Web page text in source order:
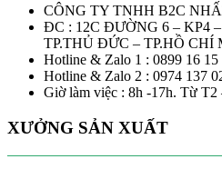
CÔNG TY TNHH B2C
ĐC : 12C ĐƯỜNG 6 – KP4
TP.THỦ ĐỨC – TP.HỒ CHÍ
Hotline & Zalo 1 : 0899 16 15
Hotline & Zalo 2 : 0974 137
Giờ làm việc : 8h -17h. Từ
XƯỞNG SẢN XUẤT